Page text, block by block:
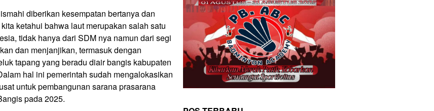
diberikan kesempatan bertanya dan
ketahui bahwa laut merupakan salah satu
tidak hanya dari SDM nya namun dari segi
dan menjanjikan, termasuk dengan
tapang yang beradu diair bangis kabupaten
hal ini pemerintah sudah mengalokasikan
untuk pembangunan sarana prasarana
pada 2025.